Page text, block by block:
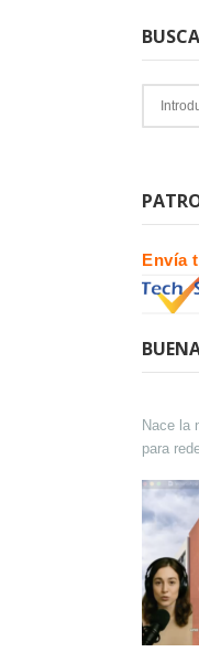
Envía
Nace la
para